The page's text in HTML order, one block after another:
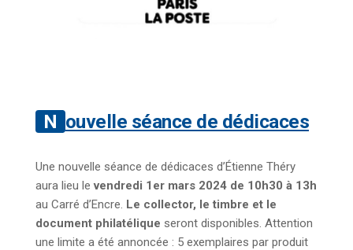
Nouvelle séance de dédicaces
Une nouvelle séance de dédicaces d’Étienne Théry
aura lieu levendredi 1er mars 2024 de 10h30 à 13h
au Carré d’Encre. Le collector, le timbre et le
document philatélique seront disponibles. Attention
une limite a été annoncée : 5 exemplaires par produit